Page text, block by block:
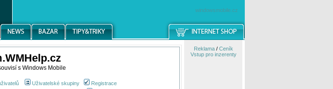
windowsmobile.cz
s Windows Mobile
Uživatelské skupiny
Registrace
Reklama/ Ceník
Vstup pro inzerenty